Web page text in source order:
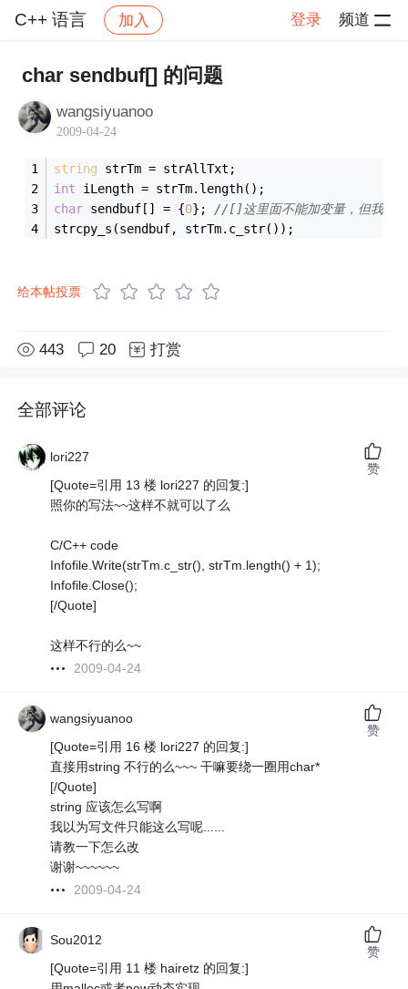
C++ 语言 加入 登录 频道
社区 C++ 语言 帖子详情
char sendbuf[] 的问题
wangsiyuanoo
2009-04-24
string strTm = strAllTxt;
int iLength = strTm.length();
char sendbuf[] = {0}; //[]这里面不能加变量，但我没
strcpy_s(sendbuf, strTm.c_str());
给本帖投票
443 20 打赏
全部评论
lori227
[Quote=引用 13 楼 lori227 的回复:]
照你的写法~~这样不就可以了么
C/C++ code
Infofile.Write(strTm.c_str(), strTm.length() + 1);
Infofile.Close();
[/Quote]
这样不行的么~~
2009-04-24
赞
wangsiyuanoo
[Quote=引用 16 楼 lori227 的回复:]
直接用string 不行的么~~~ 干嘛要绕一圈用char*
[/Quote]
string 应该怎么写啊
我以为写文件只能这么写呢......
请教一下怎么改
谢谢~~~~~~
2009-04-24
赞
Sou2012
[Quote=引用 11 楼 hairetz 的回复:]
赞